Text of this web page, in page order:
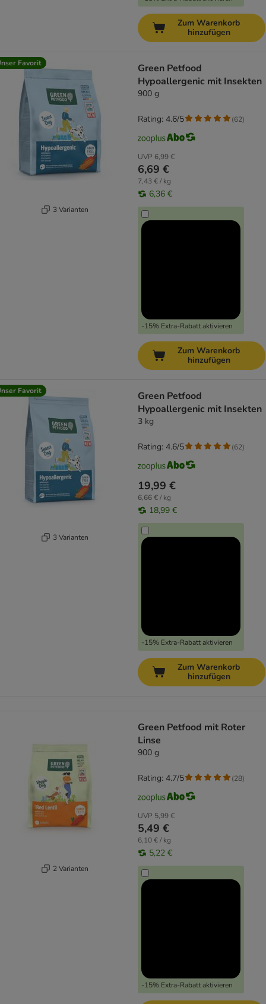
Zum Warenkorb
hinzufügen
Favorit
3 Varianten
Green Petfood
Hypoallergenic mit Insekten
900 g
UVP 6,99 €
6,69 €
7,43 € / kg
6,36 €
-15% Extra-Rabatt aktivieren
Rating: 4.6/5 (62)
Zum Warenkorb
hinzufügen
Favorit
3 Varianten
Green Petfood
Hypoallergenic mit Insekten
3 kg
19,99 €
6,66 € / kg
18,99 €
-15% Extra-Rabatt aktivieren
Rating: 4.6/5 (62)
Zum Warenkorb
hinzufügen
2 Varianten
Green Petfood mit Roter
Linse
900 g
UVP 5,99 €
5,49 €
6,10 € / kg
5,22 €
-15% Extra-Rabatt aktivieren
Rating: 4.7/5 (28)